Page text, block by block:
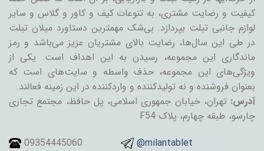
کیفیت و رضایت مشتری، به تنوعات کیف و کاور و گلاس و سایر
لوازم جانبی تبلت بپردازد. بی‌شک مهمترین دستاورد میلان تبلت
در طی این سال‌ها، رضایت بالای مشتریان عزیز می‌باشد و رمز
ماندگاری این مجموعه، رسیدن به این اهداف است. یکی از
ویژگی‌های این مجموعه، حذف واسطه و سایت‌های است که
بعنوان فروشنده و نه تولیدکننده و واردکننده در این زمینه فعالند.
آدرس: تهران، خیابان جمهوری اسلامی، پل حافظ، مجتمع تجاری
چارسو، طبقه چهارم، پلاک F54
09354445060
@milantablet